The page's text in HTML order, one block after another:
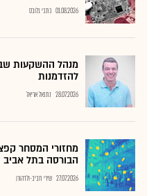
01.08.2026 כתבי גלובס
מנהל ההשקעות
להזדמנות
28.07.2026 נתנאל אריאל
מחזורי המסחר
הבורסה בתל אביב
27.07.2026 שירי חביב-ולדהורן